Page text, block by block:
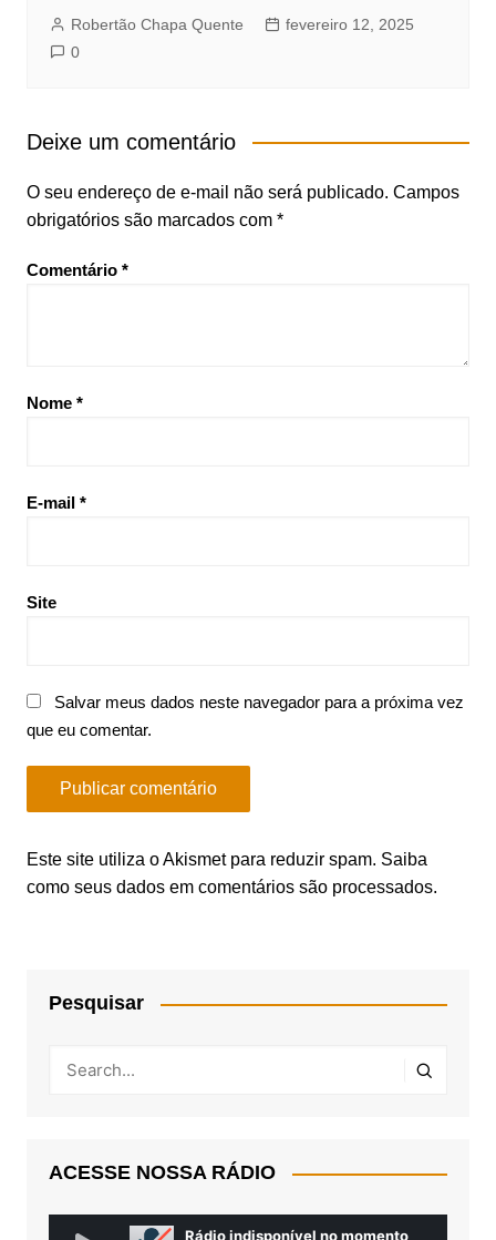
Robertão Chapa Quente
fevereiro 12, 2025
0
Deixe um comentário
O seu endereço de e-mail não será publicado. Campos
obrigatórios são marcados com *
Comentário *
Nome *
E-mail *
Site
Salvar meus dados neste navegador para a próxima vez
que eu comentar.
Este site utiliza o Akismet para reduzir spam. Saiba
como seus dados em comentários são processados.
Pesquisar
ACESSE NOSSA RÁDIO